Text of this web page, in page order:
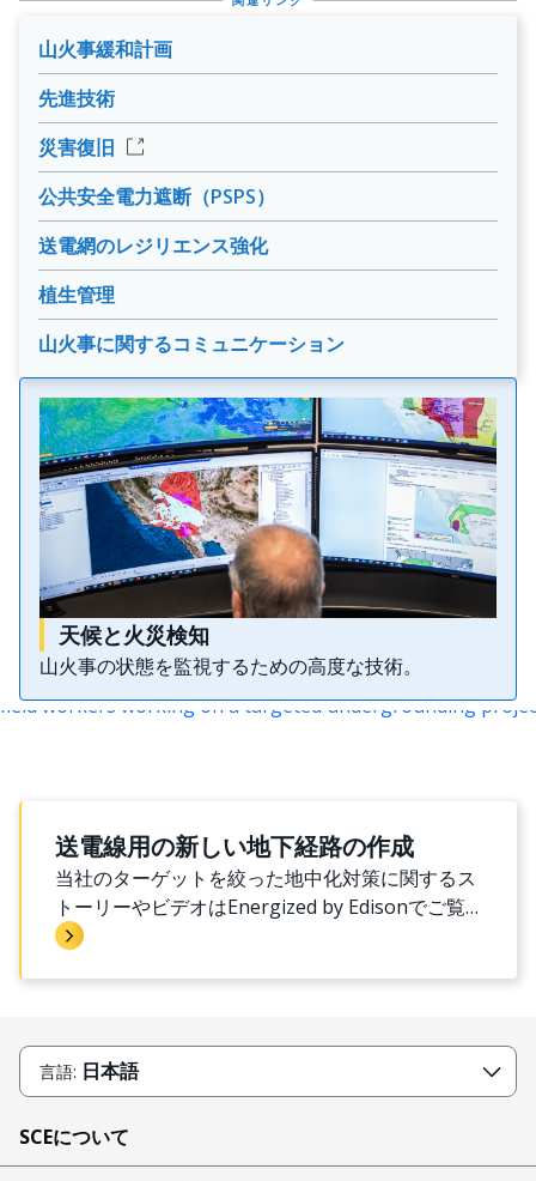
山火事緩和計画
先進技術
災害復旧
公共安全電力遮断（PSPS）
送電網のレジリエンス強化
植生管理
山火事に関するコミュニケーション
天候と火災検知
山火事の状態を監視するための高度な技術。
送電線用の新しい地下経路の作成
当社のターゲットを絞った地中化対策に関するス
トーリーやビデオはEnergized by Edisonでご覧
いただけます。毎月のニュースレターに登録して
言語: 日本語
SCEについて